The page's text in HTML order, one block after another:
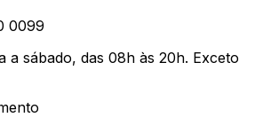
0099
a sábado, das 08h às 20h. Exceto